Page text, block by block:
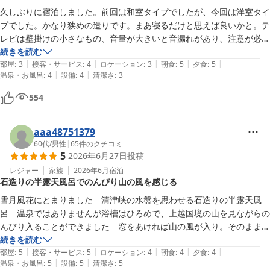
久しぶりに宿泊しました。前回は和室タイプでしたが、今回は洋室タイ
プでした。かなり狭めの造りです。まあ寝るだけと思えば良いかと。テ
レビは壁掛けの小さなもの、音量が大きいと音漏れがあり、注意が必要
かもです。お風呂は内湯＋露天風呂、あと離れの露天風呂もあり、個人
的にはとても良かったです。食事は、朝夕ともビュッフェ。大きな施設
よりは、少なめの種類ですが、とても美味しくて大満足でした。魚沼産
コシヒカリが最高でした。お米の美味しさを改めて認識しました。また
宿泊します。
続きを読む
部屋: 3 | 接客・サービス: 4 | ロケーション: 3 | 朝食: 5 | 夕食: 5 |
温泉・お風呂: 4 | 設備: 4 | 清潔さ: 3
554
aaa48751379
60代/男性 |65件のクチコミ
5 2026年6月27日投稿
レジャー 家族 2026年6月宿泊
石造りの半露天風呂でのんびり山の風を感じる
雪月風花にとまりました　清津峡の水盤を思わせる石造りの半露天風
呂　温泉ではありませんが浴槽はひろめで、上越国境の山を見ながらの
んびり入ることができました　窓をあければ山の風が入り。そのままテ
ラスに出て外気浴もできます　シャワータワーあり
お部屋はシティホテルのセミスウィートみたいな感じでゆったりくつろ
げます　ダイニングと小さなテーブルもあるのでワーケーションとか良
続きを読む
部屋: 5 | 接客・サービス: 5 | ロケーション: 4 | 朝食: 4 | 夕食: 4 |
温泉・お風呂: 5 | 設備: 5 | 清潔さ: 5